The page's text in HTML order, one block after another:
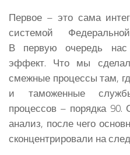
Первое – это сама
системой
В первую очередь нас
эффект. Что мы
смежные процессы там,
и таможенные
процессов – порядка
анализ, после чего
сконцентрировали на